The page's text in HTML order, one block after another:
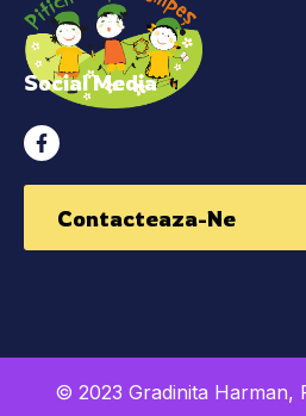
Social Media
Contacteaza-Ne
© 2023 Gradinita Harman,